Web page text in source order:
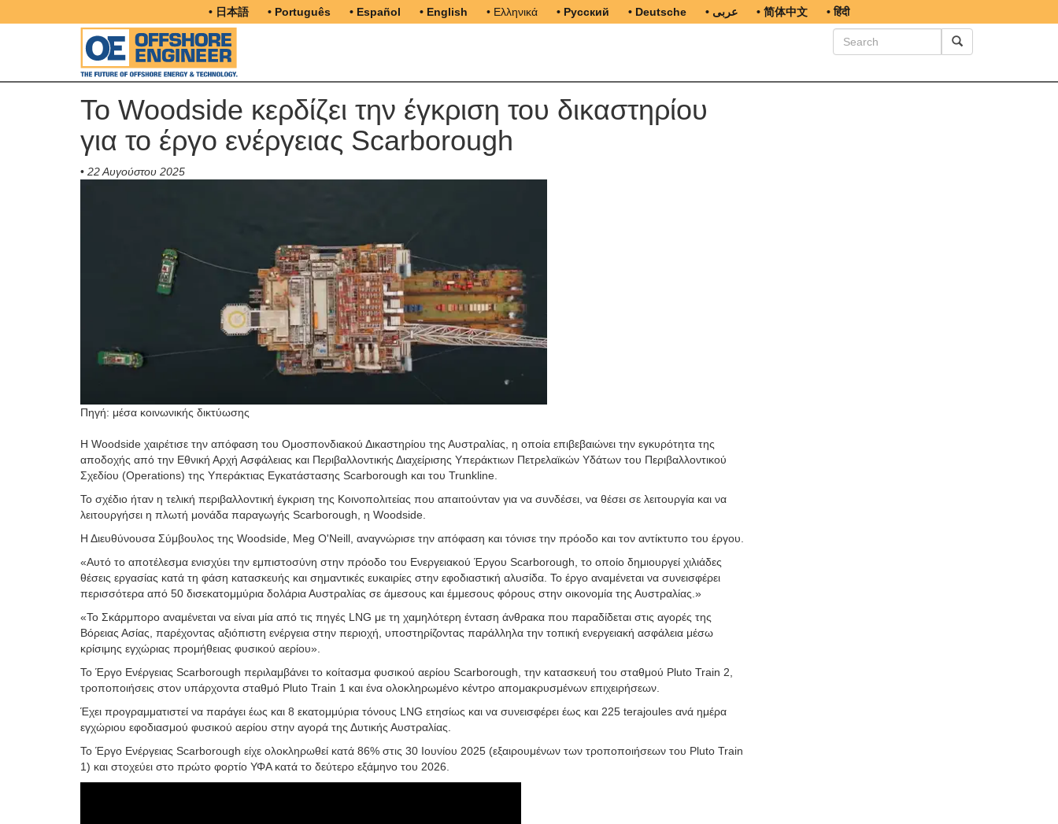
• 日本語 • Português • Español • English • Ελληνικά • Русский • Deutsche • عربى • 简体中文 • हिंदी
Το Woodside κερδίζει την έγκριση του δικαστηρίου
για το έργο ενέργειας Scarborough
• 22 Αυγούστου 2025
Πηγή: μέσα κοινωνικής δικτύωσης
Η Woodside χαιρέτισε την απόφαση του Ομοσπονδιακού Δικαστηρίου της Αυστραλίας, η οποία επιβεβαιώνει την εγκυρότητα της
αποδοχής από την Εθνική Αρχή Ασφάλειας και Περιβαλλοντικής Διαχείρισης Υπεράκτιων Πετρελαϊκών Υδάτων του Περιβαλλοντικού
Σχεδίου (Operations) της Υπεράκτιας Εγκατάστασης Scarborough και του Trunkline.
Το σχέδιο ήταν η τελική περιβαλλοντική έγκριση της Κοινοπολιτείας που απαιτούνταν για να συνδέσει, να θέσει σε λειτουργία και να
λειτουργήσει η πλωτή μονάδα παραγωγής Scarborough, η Woodside.
Η Διευθύνουσα Σύμβουλος της Woodside, Meg O'Neill, αναγνώρισε την απόφαση και τόνισε την πρόοδο και τον αντίκτυπο του έργου.
«Αυτό το αποτέλεσμα ενισχύει την εμπιστοσύνη στην πρόοδο του Ενεργειακού Έργου Scarborough, το οποίο δημιουργεί χιλιάδες
θέσεις εργασίας κατά τη φάση κατασκευής και σημαντικές ευκαιρίες στην εφοδιαστική αλυσίδα. Το έργο αναμένεται να συνεισφέρει
περισσότερα από 50 δισεκατομμύρια δολάρια Αυστραλίας σε άμεσους και έμμεσους φόρους στην οικονομία της Αυστραλίας.»
«Το Σκάρμπορο αναμένεται να είναι μία από τις πηγές LNG με τη χαμηλότερη ένταση άνθρακα που παραδίδεται στις αγορές της
Βόρειας Ασίας, παρέχοντας αξιόπιστη ενέργεια στην περιοχή, υποστηρίζοντας παράλληλα την τοπική ενεργειακή ασφάλεια μέσω
κρίσιμης εγχώριας προμήθειας φυσικού αερίου».
Το Έργο Ενέργειας Scarborough περιλαμβάνει το κοίτασμα φυσικού αερίου Scarborough, την κατασκευή του σταθμού Pluto Train 2,
τροποποιήσεις στον υπάρχοντα σταθμό Pluto Train 1 και ένα ολοκληρωμένο κέντρο απομακρυσμένων επιχειρήσεων.
Έχει προγραμματιστεί να παράγει έως και 8 εκατομμύρια τόνους LNG ετησίως και να συνεισφέρει έως και 225 terajoules ανά ημέρα
εγχώριου εφοδιασμού φυσικού αερίου στην αγορά της Δυτικής Αυστραλίας.
Το Έργο Ενέργειας Scarborough είχε ολοκληρωθεί κατά 86% στις 30 Ιουνίου 2025 (εξαιρουμένων των τροποποιήσεων του Pluto Train
1) και στοχεύει στο πρώτο φορτίο ΥΦΑ κατά το δεύτερο εξάμηνο του 2026.